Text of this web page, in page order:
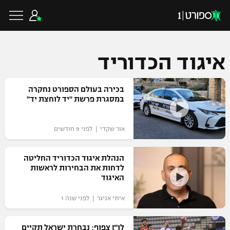
כדורגל ישראלי
ליגת העל
גביע הטוטו
ליגיונרים
גביע המדינה
כדורגל עולמי
ליגת האלופות
ליגה אירופית
ליגה אנגלית
כדורסל ישראלי
ליגת ווינר סל
ליגה לאומית
כדורסל עולמי
NBA
איגוד הכדוריד
בכירה בעולם הספורט נחקרה
במסגרת פרשת "יד לוחצת יד"
אור שקדי | לפני 9 חודשים
הנהלת איגוד הכדוריד החליטה
לדחות את הבחירות לראשות
האיגוד
איתי אניגר | לפני שנה 1
לו"ז צפוף: נבחרת ישראל תקיים